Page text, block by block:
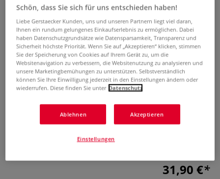
Brause Kalligrafie Geschenk-Set
1 Bewertung
Das Brause Kalligrafie Geschenk-Set enthält enthält 6
von HERBIN. Ideal als hochwertiges Geschenk.
31,90 €
Schön, dass Sie sich für uns entschieden haben!
Liebe Gerstaecker Kunden, uns und unseren Partnern liegt viel daran,
Ihnen ein rundum gelungenes Einkaufserlebnis zu ermöglichen. Dabei
haben Datenschutzgrundsätze wie Datensparsamkeit, Transparenz und
Sicherheit höchste Priorität. Wenn Sie auf „Akzeptieren“ klicken, stimmen
Sie der Speicherung von Cookies auf Ihrem Gerät zu, um die
Websitenavigation zu verbessern, die Websitenutzung zu analysieren und
unsere Marketingbemühungen zu unterstützen. Selbstverständlich
können Sie Ihre Einwilligung jederzeit in den Einstellungen ändern oder
wiederrufen. Diese finden Sie unter Datenschutz
Ablehnen Akzeptieren
Einstellungen